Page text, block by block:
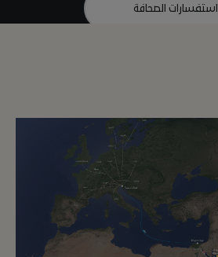
استفسارات الصحافة